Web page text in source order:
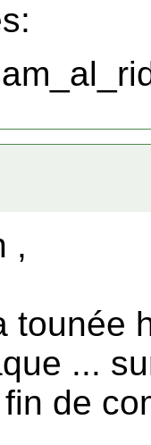
,
tounée
...
de